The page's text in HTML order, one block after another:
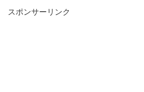
スポンサーリンク